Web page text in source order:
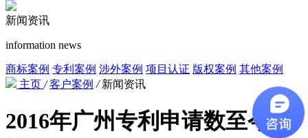
新闻资讯
information news
商标案例 专利案例 涉外案例 项目认证 版权案例 其他案例
主页 / 客户案例 / 新闻资讯
2016年广州专利申请数至今已